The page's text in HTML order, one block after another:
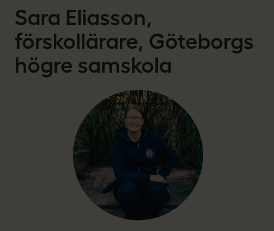
Sara Eliasson,
förskollärare, Göteborgs
högre samskola